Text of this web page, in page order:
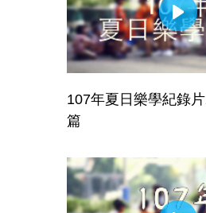
107年夏日樂學紀錄
篇